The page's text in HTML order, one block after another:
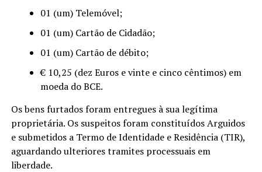
01 (um) Telemóvel;
01 (um) Cartão de Cidadão;
01 (um) Cartão de débito;
€ 10,25 (dez Euros e vinte e cinco cêntimos) em
moeda do BCE.
Os bens furtados foram entregues à sua legítima
proprietária. Os suspeitos foram constituídos Arguidos
e submetidos a Termo de Identidade e Residência (TIR),
aguardando ulteriores tramites processuais em
liberdade.